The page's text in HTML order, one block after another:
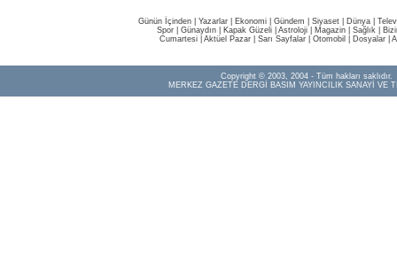
Günün İçinden Yazarlar Ekonomi Gündem Siyaset Dünya |
Spor
Günaydın Kapak Güzeli Astroloji Magazin Sağlık
Cumartesi| Aktüel Pazar| Sarı Sayfalar| Otomobil Dosyalar|
Copyright © 2003, 2004 - Tüm hakları saklıdır.
MERKEZ GAZETE DERGİ BASIM YAYINCILIK SANAYİ VE